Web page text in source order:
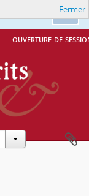
Ok
ouverture de
Fermer